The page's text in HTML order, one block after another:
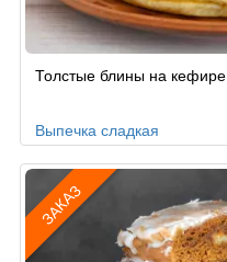
Толстые блины на кефире
Выпечка сладкая
ЗАКАЗ